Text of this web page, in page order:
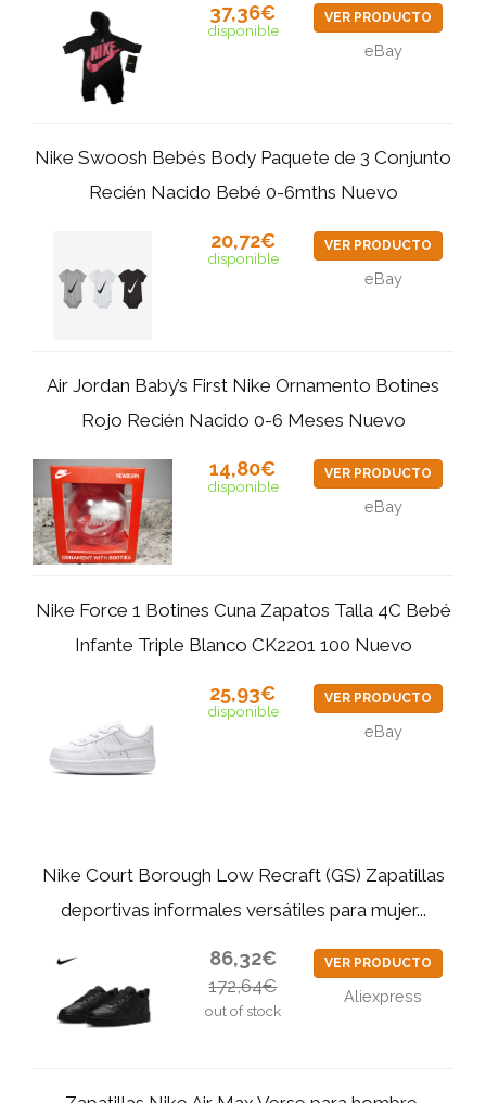
37,36€
disponible
VER PRODUCTO
eBay
Nike Swoosh Bebés Body Paquete de 3 Conjunto
Recién Nacido Bebé 0-6mths Nuevo
20,72€
disponible
VER PRODUCTO
eBay
Air Jordan Baby’s First Nike Ornamento Botines
Rojo Recién Nacido 0-6 Meses Nuevo
14,80€
disponible
VER PRODUCTO
eBay
Nike Force 1 Botines Cuna Zapatos Talla 4C Bebé
Infante Triple Blanco CK2201 100 Nuevo
25,93€
disponible
VER PRODUCTO
eBay
Nike Court Borough Low Recraft (GS) Zapatillas
deportivas informales versátiles para mujer...
86,32€
172,64€
out of stock
VER PRODUCTO
Aliexpress